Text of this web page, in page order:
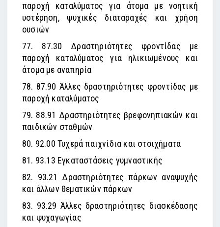
παροχή καταλύματος για άτομα με νοητική
υστέρηση, ψυχικές διαταραχές και χρήση
ουσιών
77. 87.30 Δραστηριότητες φροντίδας με
παροχή καταλύματος για ηλικιωμένους και
άτομα με αναπηρία
78. 87.90 Άλλες δραστηριότητες φροντίδας με
παροχή καταλύματος
79. 88.91 Δραστηριότητες βρεφονηπιακών και
παιδικών σταθμών
80. 92.00 Τυχερά παιχνίδια και στοιχήματα
81. 93.13 Εγκαταστάσεις γυμναστικής
82. 93.21 Δραστηριότητες πάρκων αναψυχής
και άλλων θεματικών πάρκων
83. 93.29 Άλλες δραστηριότητες διασκέδασης
και ψυχαγωγίας